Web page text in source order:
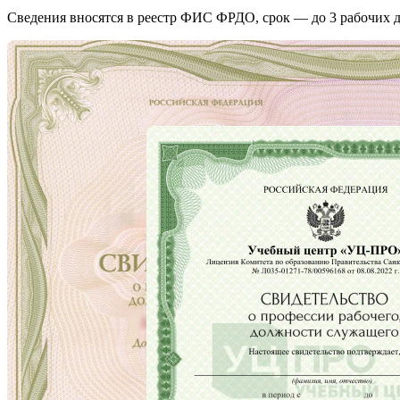
Сведения вносятся в реестр ФИС ФРДО, срок — до 3 рабочих